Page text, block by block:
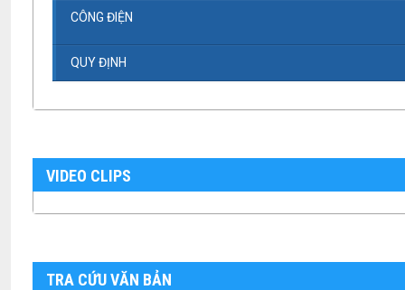
CÔNG ĐIỆN
QUY ĐỊNH
VIDEO CLIPS
TRA CỨU VĂN BẢN